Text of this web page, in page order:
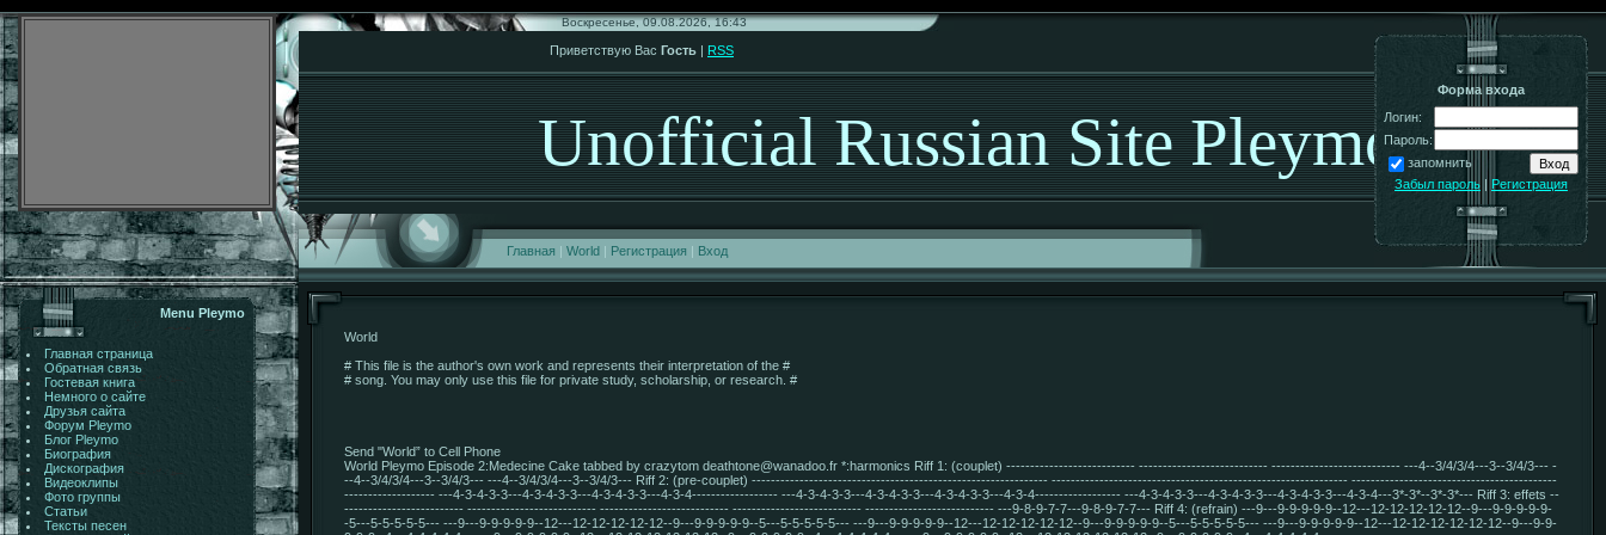
Воскресенье, 09.08.2026, 16:43
Приветствую Вас Гость | RSS
Unofficial Russian Site Pleymo!
Главная | World | Регистрация | Вход
Форма входа
Логин:
Пароль:
запомнить
Забыл пароль | Регистрация
Menu Pleymo
Главная страница
Обратная связь
Гостевая книга
Немного о сайте
Друзья сайта
Форум Pleymo
Блог Pleymo
Биография
Дискография
Видеоклипы
Фото группы
Статьи
Тексты песен
World
# This file is the author's own work and represents their interpretation of the #
# song. You may only use this file for private study, scholarship, or research. #
Send "World” to Cell Phone
World Pleymo Episode 2:Medecine Cake tabbed by crazytom deathtone@wanadoo.fr *:harmonics Riff 1: (couplet) --------------------------- --------------------------- --------------------------- ---4--3/4/3/4---3--3/4/3--- -
--4--3/4/3/4---3--3/4/3--- ---4--3/4/3/4---3--3/4/3--- Riff 2: (pre-couplet) -------------------------------------------------------------- -------------------------------------------------------------- -------------------------------------------
------------------- ---4-3-4-3-3---4-3-4-3-3---4-3-4-3-3---4-3-4------------------ ---4-3-4-3-3---4-3-4-3-3---4-3-4-3-3---4-3-4------------------ ---4-3-4-3-3---4-3-4-3-3---4-3-4-3-3---4-3-4---3*-3*--3*-3*--- Riff 3: effets --
------------------------- --------------------------- --------------------------- --------------------------- --------------------------- ---9-8-9-7-7---9-8-9-7-7--- Riff 4: (refrain) ---9---9-9-9-9-9--12---12-12-12-12-12--9---9-9-9-9-9-
-5---5-5-5-5-5--- ---9---9-9-9-9-9--12---12-12-12-12-12--9---9-9-9-9-9--5---5-5-5-5-5--- ---9---9-9-9-9-9--12---12-12-12-12-12--9---9-9-9-9-9--5---5-5-5-5-5--- ---9---9-9-9-9-9--12---12-12-12-12-12-12--9---9-9-